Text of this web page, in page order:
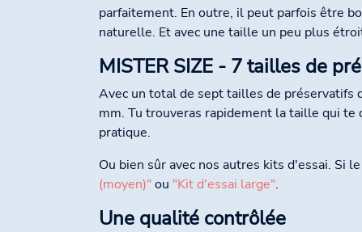
parfaitement. En outre, il peut parfois être
naturelle. Et avec une taille un peu plus
MISTER SIZE - 7 tailles de
Avec un total de sept tailles de préservatifs
mm. Tu trouveras rapidement la taille qui te
pratique.
Ou bien sûr avec nos autres kits d'essai. Si
(moyen)"ou "Kit d'essai large".
Une qualité contrôlée